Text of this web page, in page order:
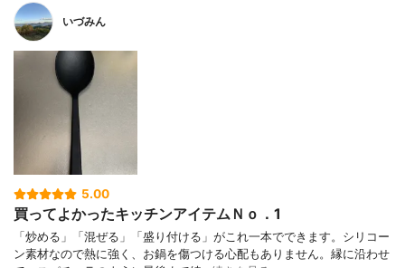
いづみん
5.00
買ってよかったキッチンアイテムＮｏ．1
「炒める」「混ぜる」「盛り付ける」がこれ一本でできます。シリコー
ン素材なので熱に強く、お鍋を傷つける心配もありません。縁に沿わせ